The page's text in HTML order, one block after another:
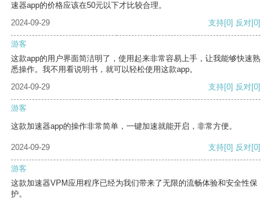
速器app的价格应该在50元以下才比较合理。
2024-09-29
支持[0] 反对[0]
游客
这款app的用户界面简洁明了，使用起来非常容易上手，让我能够快速熟
悉操作。我不用看说明书，就可以轻松使用这款app。
2024-09-29
支持[0] 反对[0]
游客
这款加速器app的操作非常简单，一键加速就能开启，非常方便。
2024-09-29 支持[0] 反对[0]
游客
这款加速器VPM应用程序已经为我们带来了无限的流畅体验和安全性保
护。